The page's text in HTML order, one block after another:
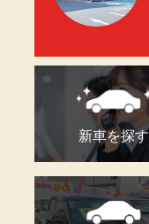
新車を探す